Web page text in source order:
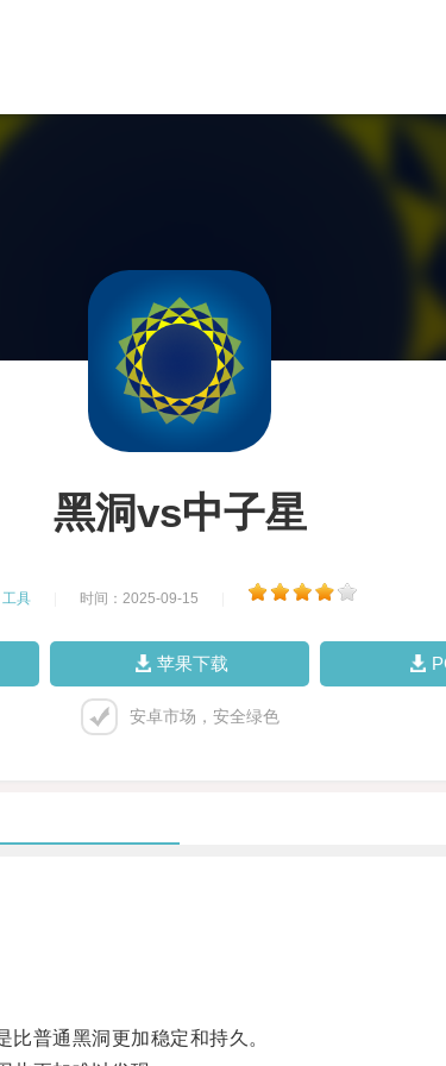
黑洞vs中子星
工具 时间：2025-09-15
苹果下载
安卓市场，安全绿色
普通黑洞更加稳定和持久。